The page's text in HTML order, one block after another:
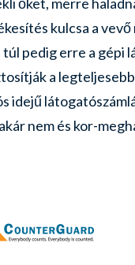
kulcsa a vevő
pedig erre a gépi
a
idejű
nem és kor-